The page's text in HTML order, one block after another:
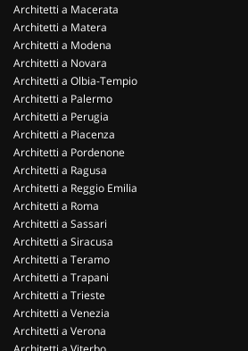
Architetti a Macerata
Architetti a Matera
Architetti a Modena
Architetti a Novara
Architetti a Olbia-Tempio
Architetti a Palermo
Architetti a Perugia
Architetti a Piacenza
Architetti a Pordenone
Architetti a Ragusa
Architetti a Reggio Emilia
Architetti a Roma
Architetti a Sassari
Architetti a Siracusa
Architetti a Teramo
Architetti a Trapani
Architetti a Trieste
Architetti a Venezia
Architetti a Verona